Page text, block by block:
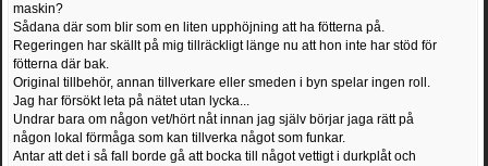
maskin?
Sådana där som blir som en liten upphöjning att ha fötterna på.
Regeringen har skällt på mig tillräckligt länge nu att hon inte har stöd för
fötterna där bak.
Original tillbehör, annan tillverkare eller smeden i byn spelar ingen roll.
Jag har försökt leta på nätet utan lycka...
Undrar bara om någon vet/hört nåt innan jag själv börjar jaga rätt på
någon lokal förmåga som kan tillverka något som funkar.
Antar att det i så fall borde gå att bocka till något vettigt i durkplåt och